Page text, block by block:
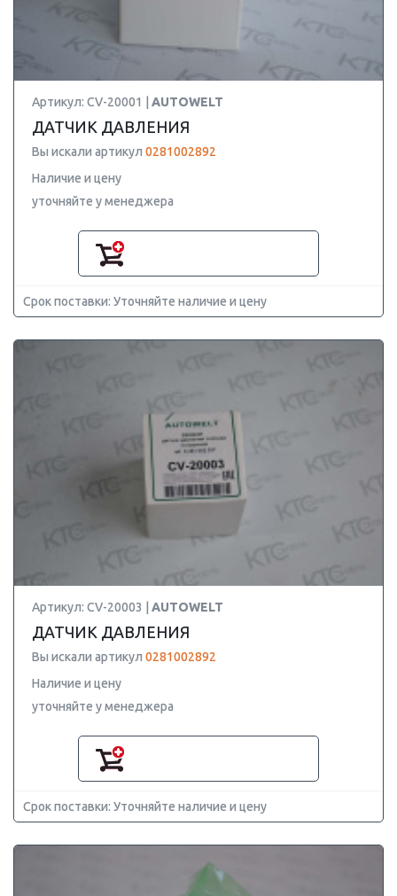
Артикул: CV-20001 | AUTOWELT
ДАТЧИК ДАВЛЕНИЯ
Вы искали артикул 0281002892
Наличие и цену
уточняйте у менеджера
Срок поставки: Уточняйте наличие и цену
Артикул: CV-20003 | AUTOWELT
ДАТЧИК ДАВЛЕНИЯ
Вы искали артикул 0281002892
Наличие и цену
уточняйте у менеджера
Срок поставки: Уточняйте наличие и цену